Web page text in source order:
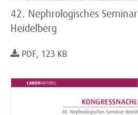
42. Nephrologisches Seminar
Heidelberg
PDF, 123 KB